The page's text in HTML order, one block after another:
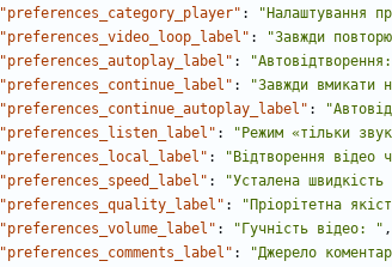
"preferences_category_player" : "Налаштування
"preferences_video_loop_label" : "Завжди
"preferences_autoplay_label" :
"preferences_continue_label" : "Завжди вмикати
"preferences_continue_autoplay_label" :
"preferences_listen_label" : "Режим «тільки
"preferences_local_label" : "Відтворення відео
"preferences_speed_label" : "Усталена
"preferences_quality_label" : "Пріорітетна
"preferences_volume_label" : "Гучність відео: " ,
"preferences_comments_label" : "Джерело